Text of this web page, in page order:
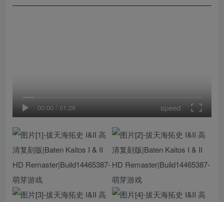
00:00 / 01:28 speed